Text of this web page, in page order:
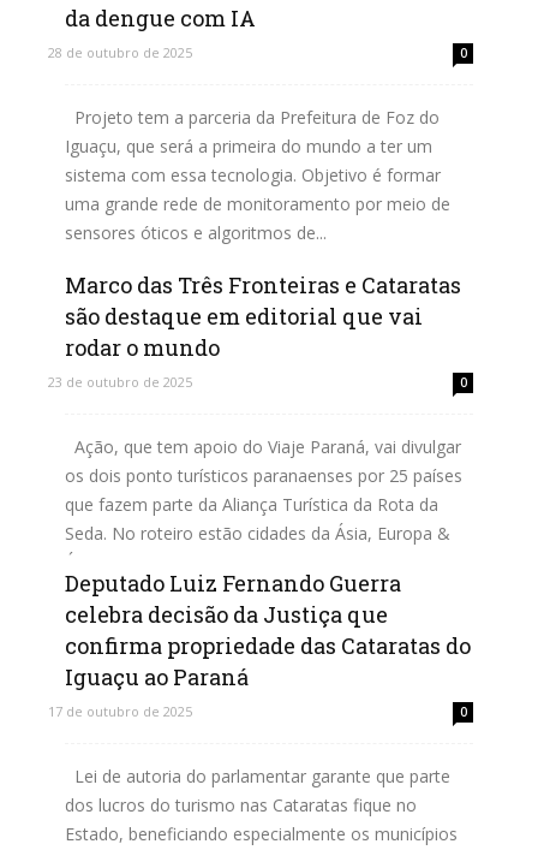
da dengue com IA
28 de outubro de 2025 0
Projeto tem a parceria da Prefeitura de Foz do
Iguaçu, que será a primeira do mundo a ter um
sistema com essa tecnologia. Objetivo é formar
uma grande rede de monitoramento por meio de
sensores óticos e algoritmos de...
Leia mais
Marco das Três Fronteiras e Cataratas
são destaque em editorial que vai
rodar o mundo
23 de outubro de 2025 0
Ação, que tem apoio do Viaje Paraná, vai divulgar
os dois ponto turísticos paranaenses por 25 países
que fazem parte da Aliança Turística da Rota da
Seda. No roteiro estão cidades da Ásia, Europa &
Ásia Central, Oeste Asiático...
Leia mais
Deputado Luiz Fernando Guerra
celebra decisão da Justiça que
confirma propriedade das Cataratas do
Iguaçu ao Paraná
17 de outubro de 2025 0
Lei de autoria do parlamentar garante que parte
dos lucros do turismo nas Cataratas fique no
Estado, beneficiando especialmente os municípios